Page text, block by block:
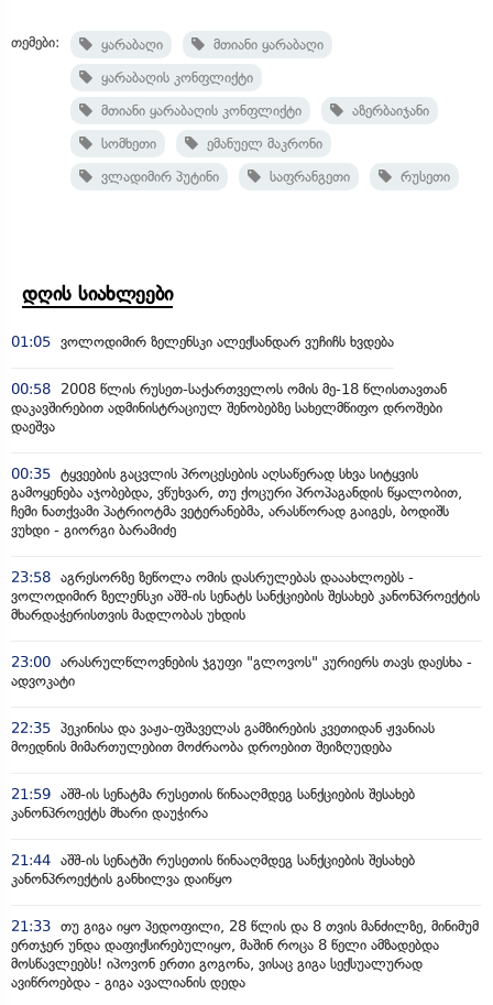
თემები: ყარაბაღი
მთიანი ყარაბაღი
ყარაბაღის კონფლიქტი
მთიანი ყარაბაღის კონფლიქტი
აზერბაიჯანი
სომხეთი
ემანუელ მაკრონი
ვლადიმირ პუტინი
საფრანგეთი რუსეთი
დღის სიახლეები
01:05 ვოლოდიმირ ზელენსკი ალექსანდარ ვუჩიჩს ხვდება
00:58
2008 წლის რუსეთ-საქართველოს ომის მე-18 წლისთავთან
დაკავშირებით ადმინისტრაციულ შენობებზე სახელმწიფო დროშები
დაეშვა
00:35 ტყვეების გაცვლის პროცესების აღსაწერად სხვა სიტყვის
გამოყენება აჯობებდა, ვწუხვარ, თუ ქოცური პროპაგანდის წყალობით,
ჩემი ნათქვამი პატრიოტმა ვეტერანებმა, არასწორად გაიგეს, ბოდიშს
ვუხდი - გიორგი ბარამიძე
23:58 აგრესორზე ზეწოლა ომის დასრულებას დააახლოებს -
ვოლოდიმირ ზელენსკი აშშ-ის სენატს სანქციების შესახებ კანონპროექტის
მხარდაჭერისთვის მადლობას უხდის
23:00 არასრულწლოვნების ჯგუფი "გლოვოს" კურიერს თავს დაესხა -
ადვოკატი
22:35 პეკინისა და ვაჟა-ფშაველას გამზირების კვეთიდან ჟვანიას
მოედნის მიმართულებით მოძრაობა დროებით შეიზღუდება
21:59 აშშ-ის სენატმა რუსეთის წინააღმდეგ სანქციების შესახებ
კანონპროექტს მხარი დაუჭირა
21:44 აშშ-ის სენატში რუსეთის წინააღმდეგ სანქციების შესახებ
კანონპროექტის განხილვა დაიწყო
21:33 თუ გიგა იყო პედოფილი, 28 წლის და 8 თვის მანძილზე, მინიმუმ
ერთჯერ უნდა დაფიქსირებულიყო, მაშინ როცა 8 წელი ამზადებდა
მოსწავლეებს! იპოვონ ერთი გოგონა, ვისაც გიგა სექსუალურად
ავიწროებდა - გიგა ავალიანის დედა